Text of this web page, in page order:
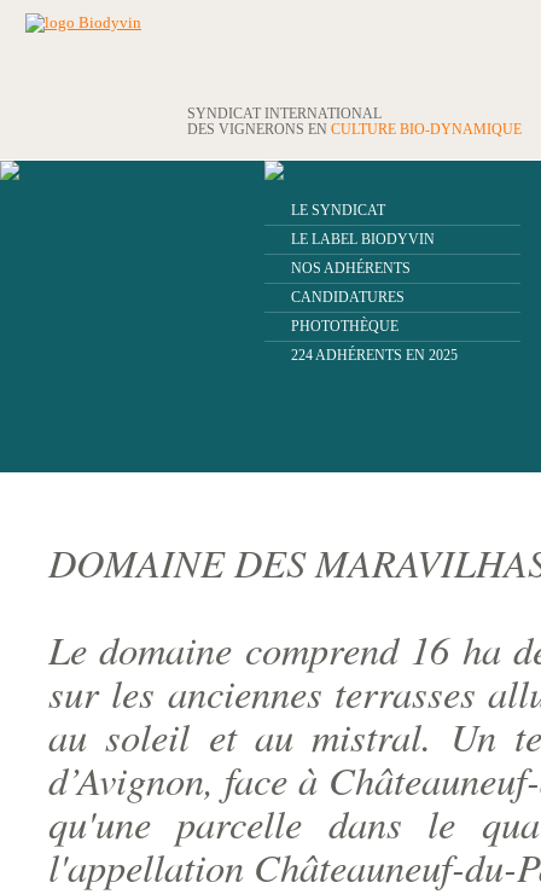
SYNDICAT INTERNATIONAL
DES VIGNERONS EN CULTURE BIO-DYNAMIQUE
LE SYNDICAT
LE LABEL BIODYVIN
NOS ADHÉRENTS
CANDIDATURES
PHOTOTHÈQUE
224 ADHÉRENTS EN 2025
DOMAINE DES
Le domaine comprend 16 ha
sur les anciennes terrasses
au soleil et au mistral. Un
d’Avignon, face à
qu'une parcelle dans le
l'appellation Châteauneuf-du-